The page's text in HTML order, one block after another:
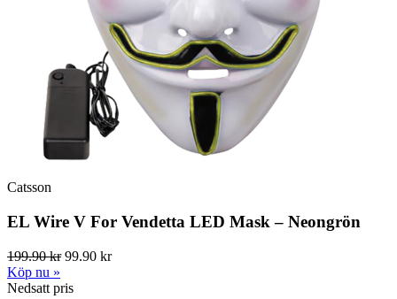
Catsson
EL Wire V For Vendetta LED Mask – Neongrön
199.90 kr99.90 kr
Köp nu »
Nedsatt pris